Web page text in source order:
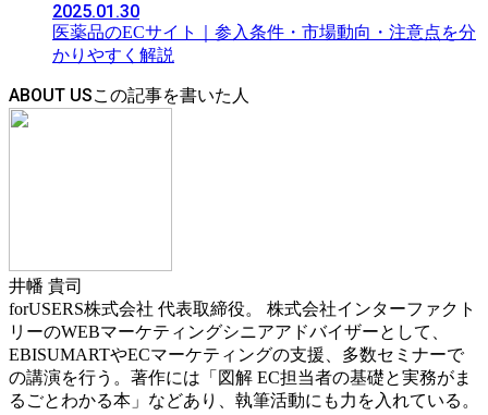
2025.01.30
医薬品のECサイト｜参入条件・市場動向・注意点を分
かりやすく解説
ABOUT US
井幡 貴司
forUSERS株式会社 代表取締役。 株式会社インターファクト
リーのWEBマーケティングシニアアドバイザーとして、
EBISUMARTやECマーケティングの支援、多数セミナーで
の講演を行う。著作には「図解 EC担当者の基礎と実務がま
るごとわかる本」などあり、執筆活動にも力を入れている。